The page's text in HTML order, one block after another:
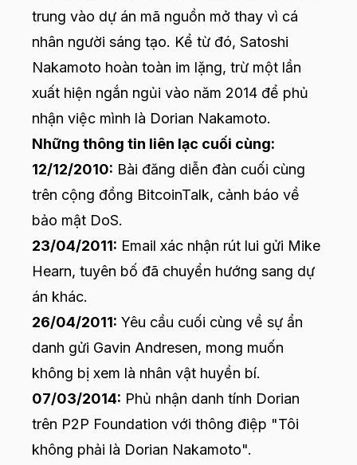
trung vào dự án mã nguồn mở thay vì cá
nhân người sáng tạo. Kể từ đó, Satoshi
Nakamoto hoàn toàn im lặng, trừ một lần
xuất hiện ngắn ngủi vào năm 2014 để phủ
nhận việc mình là Dorian Nakamoto.
Những thông tin liên lạc cuối cùng:
12/12/2010: Bài đăng diễn đàn cuối cùng
trên cộng đồng BitcoinTalk, cảnh báo về
bảo mật DoS.
23/04/2011: Email xác nhận rút lui gửi Mike
Hearn, tuyên bố đã chuyển hướng sang dự
án khác.
26/04/2011: Yêu cầu cuối cùng về sự ẩn
danh gửi Gavin Andresen, mong muốn
không bị xem là nhân vật huyền bí.
07/03/2014: Phủ nhận danh tính Dorian
trên P2P Foundation với thông điệp "Tôi
không phải là Dorian Nakamoto".